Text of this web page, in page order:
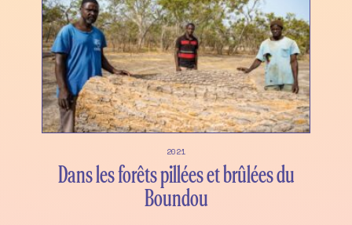
2021
Dans les forêts pillées et brûlées du
Boundou